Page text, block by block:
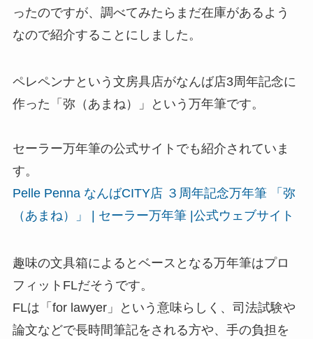
ったのですが、調べてみたらまだ在庫があるよう
なので紹介することにしました。
ペレペンナという文房具店がなんば店3周年記念に
作った「弥（あまね）」という万年筆です。
セーラー万年筆の公式サイトでも紹介されていま
す。
Pelle Penna なんばCITY店 ３周年記念万年筆 「弥
（あまね）」 | セーラー万年筆 |公式ウェブサイト
趣味の文具箱によるとベースとなる万年筆はプロ
フィットFLだそうです。
FLは「for lawyer」という意味らしく、司法試験や
論文などで長時間筆記をされる方や、手の負担を